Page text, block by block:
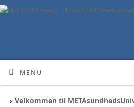
MENU
«Velkommen til